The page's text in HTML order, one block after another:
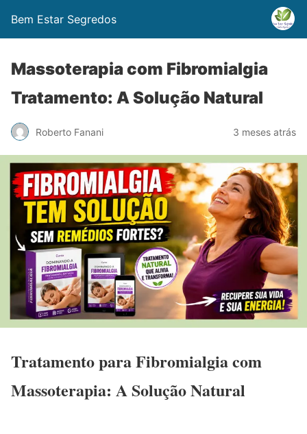
Bem Estar Segredos
Massoterapia com Fibromialgia
Tratamento: A Solução Natural
Roberto Fanani 3 meses atrás
Tratamento para Fibromialgia com
Massoterapia: A Solução Natural